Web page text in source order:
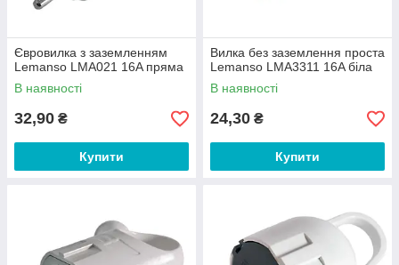
Євровилка з заземленням
Lemanso LMA021 16A пряма
В наявності
32,90 ₴
Купити
Вилка без заземлення проста
Lemanso LMA3311 16A біла
В наявності
24,30 ₴
Купити